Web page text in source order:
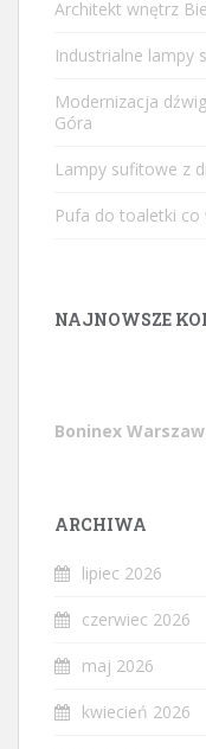
Architekt wnętrz
Industrialne lampy
Modernizacja
Góra
Lampy sufitowe z
Pufa do toaletki co
NAJNOWSZE
Boninex
ARCHIWA
lipiec 2026
czerwiec 2026
maj 2026
kwiecień 2026